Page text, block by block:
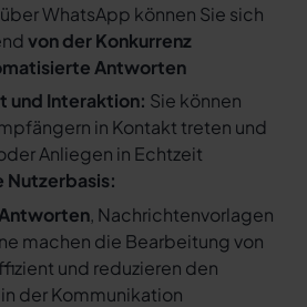
WhatsApp können Sie sich
von der Konkurrenz
Antworten
und Interaktion: Sie können
in Kontakt treten und
Anliegen in Echtzeit
Nutzerbasis:
, Nachrichtenvorlagen
machen die Bearbeitung von
und reduzieren den
der Kommunikation